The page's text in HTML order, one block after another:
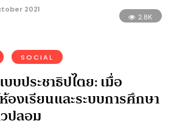
2021
2.8K
SOCIAL
บประชาธิปไตย: เมื่อ
งเรียนและระบบการศึกษา
ปลอม